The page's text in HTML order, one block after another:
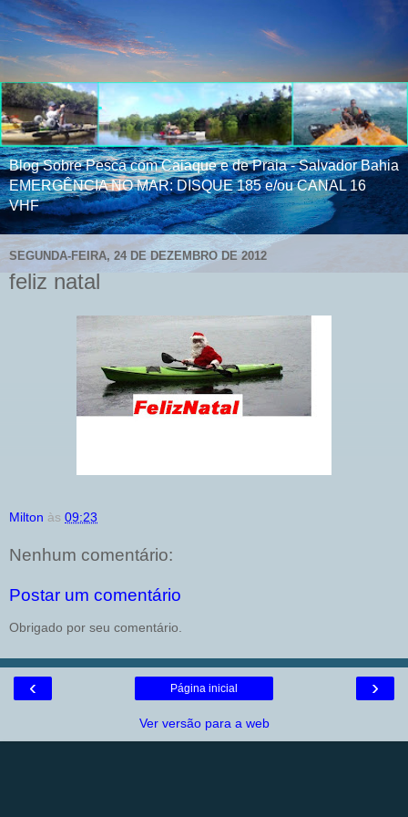
Blog Sobre Pesca com Caiaque e de Praia - Salvador Bahia
EMERGÊNCIA NO MAR: DISQUE 185 e/ou CANAL 16
VHF
SEGUNDA-FEIRA, 24 DE DEZEMBRO DE 2012
feliz natal
Milton às 09:23
Nenhum comentário:
Postar um comentário
Obrigado por seu comentário.
‹ ›
Página inicial
Ver versão para a web